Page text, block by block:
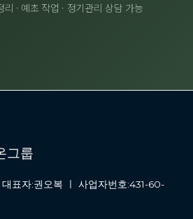
리 · 예초 작업 · 정기관리 상담 가능
그룹
표자:권오복 ㅣ 사업자번호:431-60-